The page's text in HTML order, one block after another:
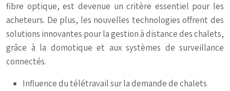
fibre optique, est devenue un critère essentiel pour les
acheteurs. De plus, les nouvelles technologies offrent des
solutions innovantes pour la gestion à distance des chalets,
grâce à la domotique et aux systèmes de surveillance
connectés.
Influence du télétravail sur la demande de chalets